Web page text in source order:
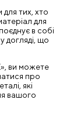
тих, хто
для
в собі
догляді, що
ви можете
про
які
вашого